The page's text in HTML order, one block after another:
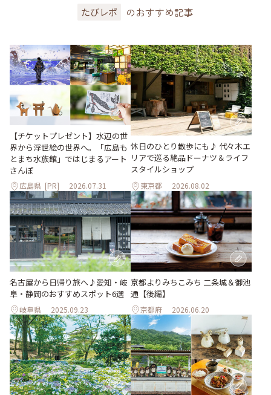
たびレポ のおすすめ記事
【チケットプレゼント】水辺の世
界から浮世絵の世界へ。「広島も
とまち水族館」ではじまるアート
さんぽ
広島県 [PR] 2026.07.31
休日のひとり散歩にも♪ 代々木エ
リアで巡る絶品ドーナツ＆ライフ
スタイルショップ
東京都 2026.08.02
名古屋から日帰り旅へ♪愛知・岐
阜・静岡のおすすめスポット6選
岐阜県 2025.09.23
京都よりみちこみち 二条城＆御池
通【後編】
京都府 2026.06.20